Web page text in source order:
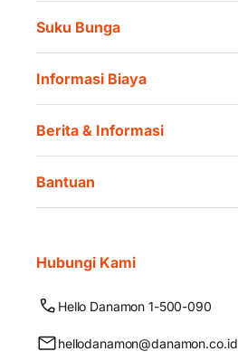
Suku Bunga
Informasi Biaya
Berita & Informasi
Bantuan
Hubungi Kami
Hello Danamon 1-500-090
hellodanamon@danamon.co.id